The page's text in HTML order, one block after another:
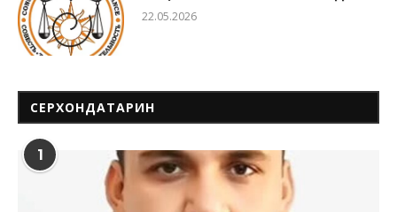
22.05.2026
СЕРХОНДАТАРИН
1